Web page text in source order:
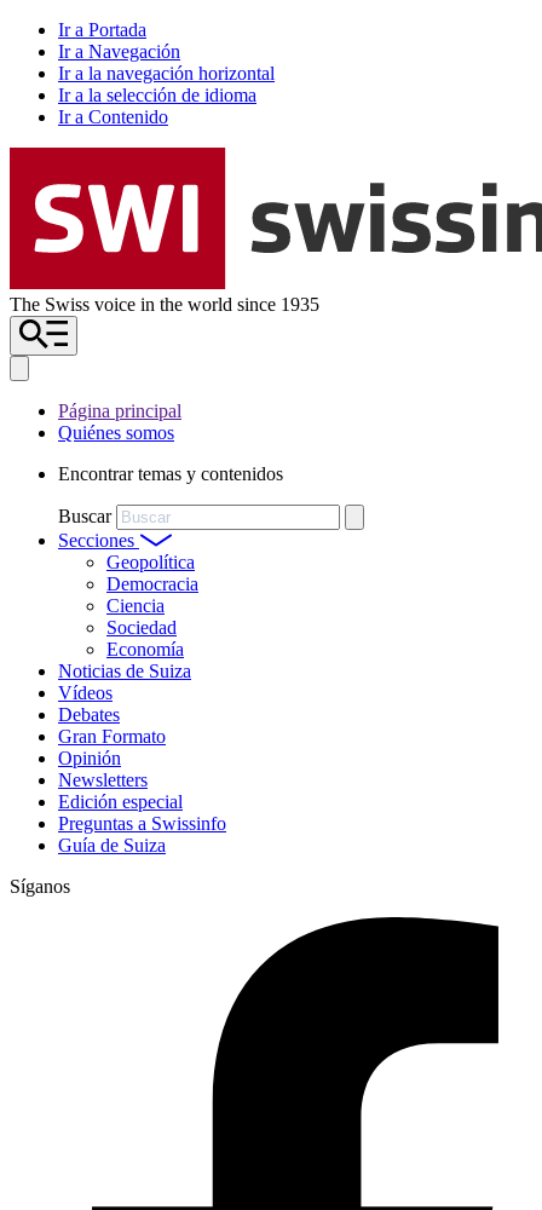
Ir a Portada
Ir a Navegación
Ir a la navegación horizontal
Ir a la selección de idioma
Ir a Contenido
The Swiss voice in the world since 1935
Página principal
Quiénes somos
Encontrar temas y contenidos
Buscar
Secciones
Geopolítica
Democracia
Ciencia
Sociedad
Economía
Noticias de Suiza
Vídeos
Debates
Gran Formato
Opinión
Newsletters
Edición especial
Preguntas a Swissinfo
Guía de Suiza
Síganos